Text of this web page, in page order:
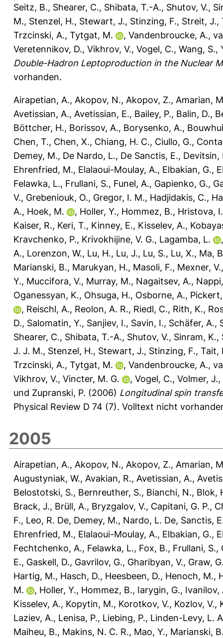
Seitz, B., Shearer, C., Shibata, T.-A., Shutov, V.,
M., Stenzel, H., Stewart, J., Stinzing, F., Streit, J.,
Trzcinski, A., Tytgat, M. , Vandenbroucke, A.,
Veretennikov, D., Vikhrov, V., Vogel, C., Wang, S.,
Double-Hadron Leptoproduction in the Nuclear
vorhanden.
Airapetian, A., Akopov, N., Akopov, Z., Amarian,
Avetissian, A., Avetissian, E., Bailey, P., Balin, D.,
Böttcher, H., Borissov, A., Borysenko, A.,
Chen, T., Chen, X., Chiang, H. C., Ciullo, G.,
Demey, M., De Nardo, L., De Sanctis, E., Devitsin,
Ehrenfried, M., Elalaoui-Moulay, A., Elbakian, G.,
Felawka, L., Frullani, S., Funel, A., Gapienko, G.,
V., Grebeniouk, O., Gregor, I. M., Hadjidakis, C.,
A., Hoek, M. , Holler, Y., Hommez, B., Hristova, I.
Kaiser, R., Keri, T., Kinney, E., Kisselev, A.,
Kravchenko, P., Krivokhijine, V. G., Lagamba, L.
A., Lorenzon, W., Lu, H., Lu, J., Lu, S., Lu, X., Ma,
Marianski, B., Marukyan, H., Masoli, F., Mexner, V.
Y., Muccifora, V., Murray, M., Nagaitsev, A.,
Oganessyan, K., Ohsuga, H., Osborne, A.,
, Reischl, A., Reolon, A. R., Riedl, C., Rith, K.,
D., Salomatin, Y., Sanjiev, I., Savin, I., Schäfer, A.,
Shearer, C., Shibata, T.-A., Shutov, V., Sinram, K.,
J. J. M., Stenzel, H., Stewart, J., Stinzing, F., Tait,
Trzcinski, A., Tytgat, M. , Vandenbroucke, A.,
Vikhrov, V., Vincter, M. G. , Vogel, C., Volmer, J.,
und Zupranski, P. (2006) Longitudinal spin
Physical Review D 74 (7). Volltext nicht
2005
Airapetian, A., Akopov, N., Akopov, Z., Amarian,
Augustyniak, W., Avakian, R., Avetissian, A.,
Belostotski, S., Bernreuther, S., Bianchi, N., Blok,
Brack, J., Brüll, A., Bryzgalov, V., Capitani, G. P.,
F., Leo, R. De, Demey, M., Nardo, L. De, Sanctis,
Ehrenfried, M., Elalaoui-Moulay, A., Elbakian, G.,
Fechtchenko, A., Felawka, L., Fox, B., Frullani, S.,
E., Gaskell, D., Gavrilov, G., Gharibyan, V., Graw,
Hartig, M., Hasch, D., Heesbeen, D., Henoch, M.,
M.
, Holler, Y., Hommez, B., Iarygin, G., Ivanilov,
Kisselev, A., Kopytin, M., Korotkov, V., Kozlov, V.,
Laziev, A., Lenisa, P., Liebing, P., Linden-Levy, L.
Maiheu, B., Makins, N. C. R., Mao, Y., Marianski,